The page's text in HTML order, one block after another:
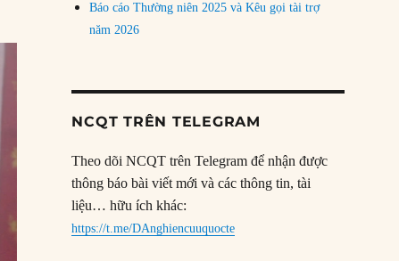
Báo cáo Thường niên 2025 và Kêu gọi tài trợ
năm 2026
NCQT TRÊN TELEGRAM
Theo dõi NCQT trên Telegram để nhận được
thông báo bài viết mới và các thông tin, tài
liệu… hữu ích khác:
https://t.me/DAnghiencuuquocte